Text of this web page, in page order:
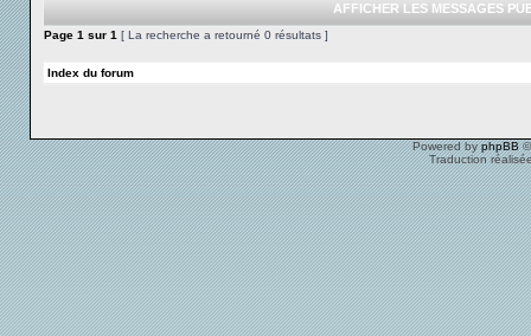
AFFICHER LES MESSAGES
Page 1 sur 1 [ La recherche a retourné 0 résultats ]
Index du forum
Powered byphpBB©
Traduction